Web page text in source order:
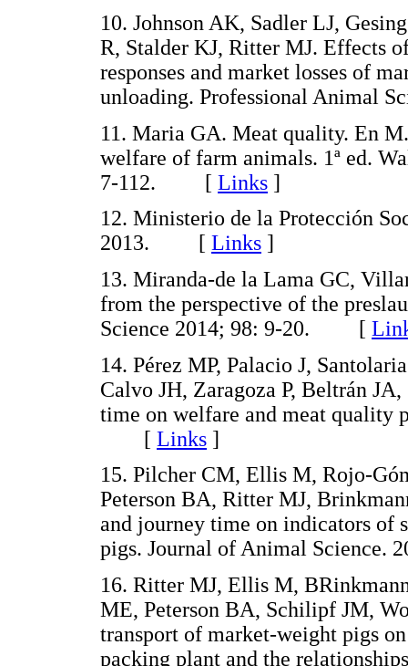
10. Johnson AK, Sadler LJ,
R, Stalder KJ, Ritter MJ. Effects
responses and market losses of
unloading. Professional
11. Maria GA. Meat quality. En
welfare of farm animals. 1ª ed.
7-112. [ Links ]
12. Ministerio de la Protección
2013. [ Links ]
13. Miranda-de la Lama GC,
from the perspective of the
Science 2014; 98: 9-20. [
14. Pérez MP, Palacio J,
Calvo JH, Zaragoza P, Beltrán
time on welfare and meat quality
[ Links ]
15. Pilcher CM, Ellis M, Rojo-
Peterson BA, Ritter MJ,
and journey time on indicators of
pigs. Journal of Animal
16. Ritter MJ, Ellis M,
ME, Peterson BA, Schilipf JM,
transport of market-weight pigs
packing plant and the